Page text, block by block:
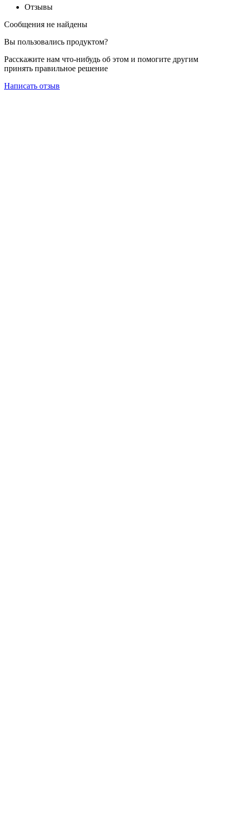
Отзывы
Сообщения не найдены
Вы пользовались продуктом?
Расскажите нам что-нибудь об этом и помогите другим
принять правильное решение
Написать отзыв